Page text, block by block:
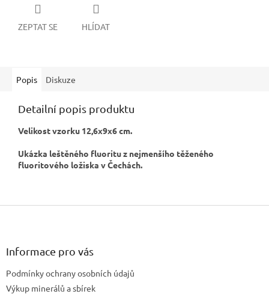
ZEPTAT SE HLÍDAT
Popis Diskuze
Detailní popis produktu
Velikost vzorku 12,6x9x6 cm.
Ukázka leštěného fluoritu z nejmenšího těženého
fluoritového ložiska v Čechách.
Z
Informace pro vás
Podmínky ochrany osobních údajů
Výkup minerálů a sbírek